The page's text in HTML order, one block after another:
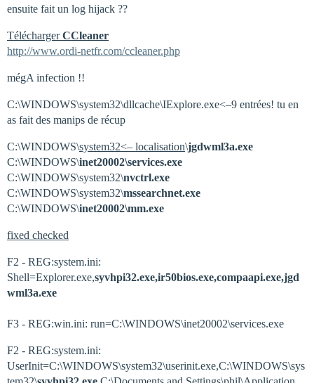
ensuite fait un log hijack ??
TéléchargerCCleaner
http://www.ordi-netfr.com/ccleaner.php
mégA infection !!
C:\WINDOWS\system32\dllcache\IExplore.exe<–9 entrées! tu en
as fait des manips de récup
C:\WINDOWS\system32<– localisation\jgdwml3a.exe
C:\WINDOWS\inet20002\services.exe
C:\WINDOWS\system32\nvctrl.exe
C:\WINDOWS\system32\mssearchnet.exe
C:\WINDOWS\inet20002\mm.exe
fixed checked
F2 - REG:system.ini:
Shell=Explorer.exe,syvhpi32.exe,ir50bios.exe,compaapi.exe,jgd
wml3a.exe
F3 - REG:win.ini: run=C:\WINDOWS\inet20002\services.exe
F2 - REG:system.ini:
UserInit=C:\WINDOWS\system32\userinit.exe,C:\WINDOWS\sys